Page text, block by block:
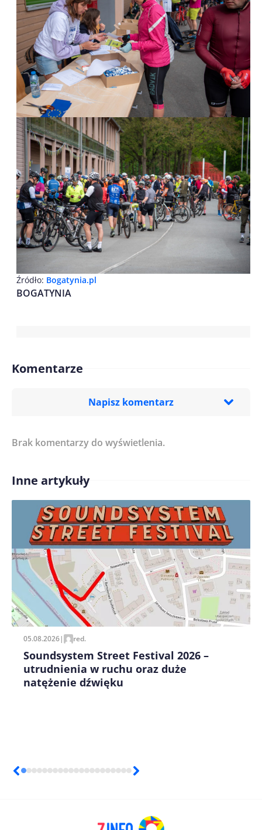
Źródło: Bogatynia.pl
BOGATYNIA
Komentarze
Napisz komentarz
Treść komentarza*
Imię/ Nick*
Zapamiętaj moje dane w tej przeglądarce podczas
pisania kolejnych komentarzy.
Brak komentarzy do wyświetlenia.
Inne artykuły
05.08.2026| red.
Soundsystem Street Festival 2026 –
utrudnienia w ruchu oraz duże
natężenie dźwięku